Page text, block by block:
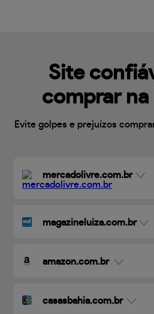
Site
comprar
Evite golpes e prejuízos
mercadolivre.com.br
magazineluiza.com.br
amazon.com.br
casasbahia.com.br